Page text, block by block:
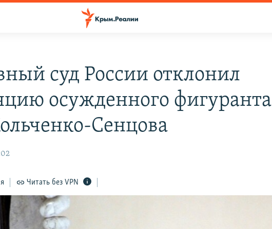
суд России отклонил
осужденного фигуранта
Сенцова
Читать без VPN